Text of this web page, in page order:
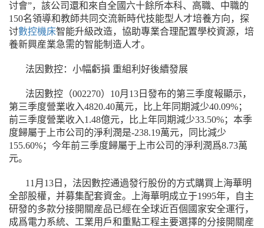
讨會”，該公司還和來自全國六十餘所本科、高職、中職的
150名領導和教師共同交流新時代技能型人才培養方向，探
讨數控機床智能升級改造，協助專業合理配置學校資源，培
養新興産業急需的智能制造人才。
法因數控：小幅虧損 重組利好後續發展
法因數控（002270）10月13日發布的第三季度報顯示，
第三季度營業收入4820.40萬元，比上年同期減少40.09%；
前三季度營業收入1.48億元，比上年同期減少33.50%；本季
度歸屬于上市公司的淨利潤是-238.19萬元，同比減少
155.60%；今年前三季度歸屬于上市公司的淨利潤爲8.73萬
元。
11月13日，法因數控通過發行股份的方式購買上海華明
全部股權，并募集配套資金。上海華明成立于1995年，自主
研發的多款分接開關産品已經在全球近百個國家安全運行，
成爲電力系統、工業用戶和重點工程主要選擇的分接開關産